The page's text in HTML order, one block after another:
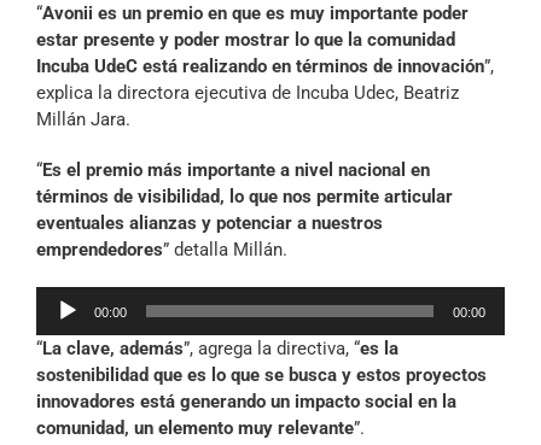
“Avonii es un premio en que es muy importante poder
estar presente y poder mostrar lo que la comunidad
Incuba UdeC está realizando en términos de innovación”,
explica la directora ejecutiva de Incuba Udec, Beatriz
Millán Jara.
“Es el premio más importante a nivel nacional en
términos de visibilidad, lo que nos permite articular
eventuales alianzas y potenciar a nuestros
emprendedores” detalla Millán.
Reproductor
audio
00:00 00:00
“La clave, además”, agrega la directiva, “es la
sostenibilidad que es lo que se busca y estos proyectos
innovadores está generando un impacto social en la
comunidad, un elemento muy relevante”.